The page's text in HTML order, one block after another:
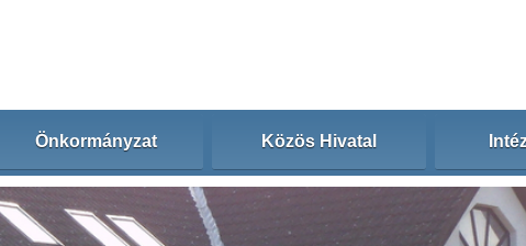
Önkormányzat Közös Hivatal